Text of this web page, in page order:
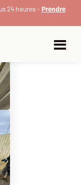
24 heures - Prendre